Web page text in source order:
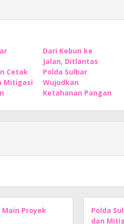
Cetak
Mitigasi
Dari Kebun ke
Jalan, Ditlantas
Polda Sulbar
Wujudkan
Ketahanan Pangan
Proyek
Polda
dan